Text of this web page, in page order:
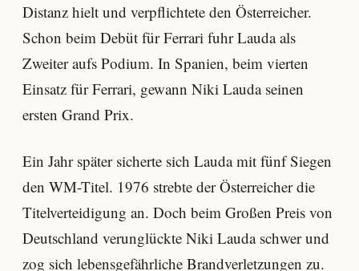
Distanz hielt und verpflichtete den Österreicher.
Schon beim Debüt für Ferrari fuhr Lauda als
Zweiter aufs Podium. In Spanien, beim vierten
Einsatz für Ferrari, gewann Niki Lauda seinen
ersten Grand Prix.
Ein Jahr später sicherte sich Lauda mit fünf Siegen
den WM-Titel. 1976 strebte der Österreicher die
Titelverteidigung an. Doch beim Großen Preis von
Deutschland verunglückte Niki Lauda schwer und
zog sich lebensgefährliche Brandverletzungen zu.